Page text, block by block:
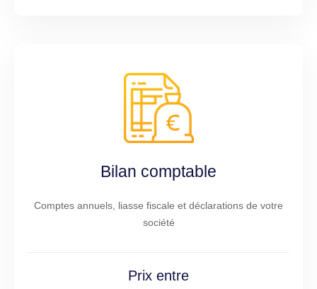
Bilan comptable
Comptes annuels, liasse fiscale et déclarations de votre
société
Prix entre